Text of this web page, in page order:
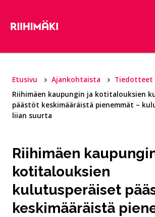
Etusivu Ajankohtaista
Tiedotteet
Riihimäen kaupungin ja kotitalouksien
päästöt keskimääräistä pienemmät –
liian suurta
Riihimäen
kotitalouksien
kulutusperäiset
keskimääräistä